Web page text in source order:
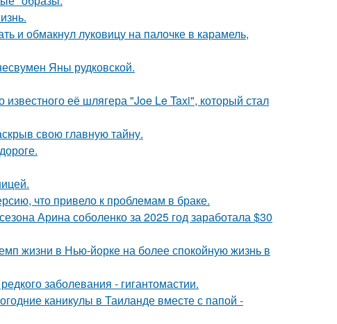
и обмакнул луковицу на палочке в карамель,
Яны рудковской.
её шлягера "Joe Le Taxi", который стал
свою главную тайну.
что привело к проблемам в браке.
Арина соболенко за 2025 год заработала $30
жизни в Нью-йорке на более спокойную жизнь в
заболевания - гигантомастии.
каникулы в Таиланде вместе с папой -